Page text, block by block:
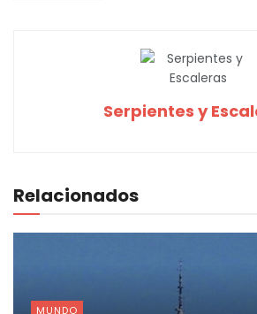
Serpientes y
Relacionados
MUNDO